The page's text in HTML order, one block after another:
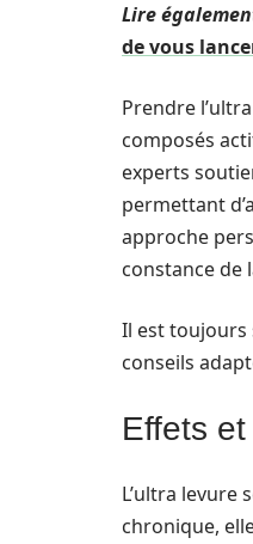
Lire
de vous
Prendre
composés
experts
permettant
approche
constance de
Il est toujours
conseils
Effets
L’ultra levure
chronique,